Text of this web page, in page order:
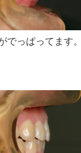
でっぱってます。